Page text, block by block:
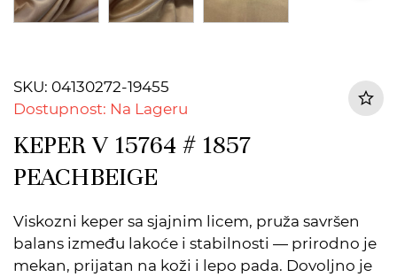
SKU: 04130272-19455
Dostupnost: Na Lageru
KEPER V 15764 # 1857
PEACHBEIGE
Viskozni keper sa sjajnim licem, pruža savršen
balans između lakoće i stabilnosti — prirodno je
mekan, prijatan na koži i lepo pada. Dovoljno je